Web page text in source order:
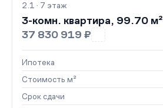
2.1 · 7 этаж
3-комн. квартира, 99.70 м²
37 830 919 ₽
Ипотека
Стоимость м²
Срок сдачи